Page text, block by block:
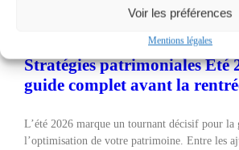
Voir les préférences
Mentions légales
Stratégies patrimoniales Été
guide complet avant la
L’été 2026 marque un tournant décisif pour la
l’optimisation de votre patrimoine. Entre les